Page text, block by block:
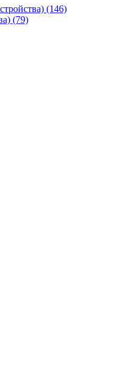
(146)
(79)